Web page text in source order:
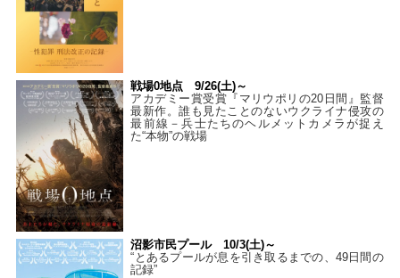
戦場0地点 9/26(土)～
アカデミー賞受賞『マリウポリの20日間』監督
最新作。誰も見たことのないウクライナ侵攻の
最前線－兵士たちのヘルメットカメラが捉え
た“本物”の戦場
沼影市民プール 10/3(土)～
“とあるプールが息を引き取るまでの、49日間の
記録”